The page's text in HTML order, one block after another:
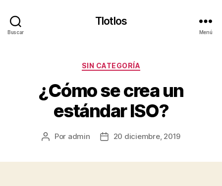
Buscar
Tlotlos
Menú
Categorías
SIN CATEGORÍA
¿Cómo se crea un
estándar ISO?
Autor
Por admin
Fecha20 diciembre, 2019